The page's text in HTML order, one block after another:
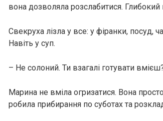
вона дозволяла розслабитися.
Свекруха лізла у все: у фіранки, посуд,
Навіть у суп.
– Не солоний. Ти взагалі готувати
Марина не вміла огризатися. Вона
робила прибирання по суботах та